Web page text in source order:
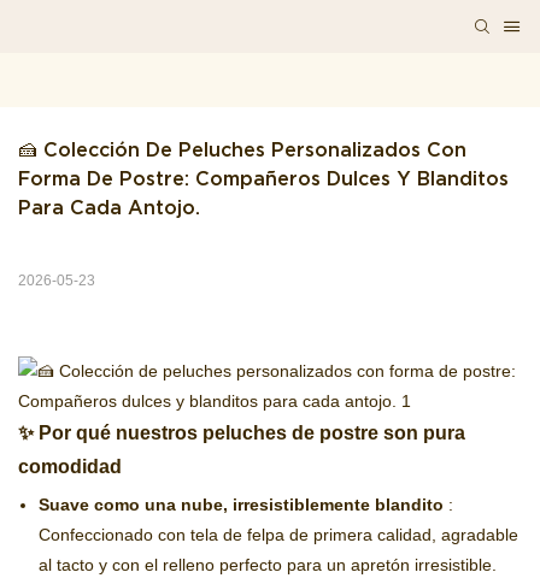
🍰 Colección De Peluches Personalizados Con
Forma De Postre: Compañeros Dulces Y Blanditos
Para Cada Antojo.
2026-05-23
✨ Por qué nuestros peluches de postre son pura
comodidad
Suave como una nube, irresistiblemente blandito :
Confeccionado con tela de felpa de primera calidad, agradable
al tacto y con el relleno perfecto para un apretón irresistible.